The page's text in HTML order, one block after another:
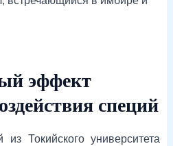
эффект
специй
из Токийского университета